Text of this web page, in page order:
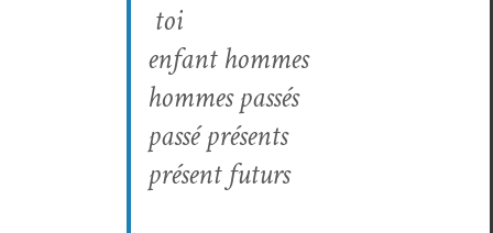
toi
enfant hommes
hommes passés
passé présents
présent futurs